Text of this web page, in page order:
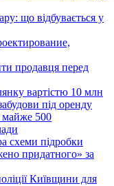
що відбувається у
продавця перед
вартістю 10 млн
під оренду
майже 500
схеми підробки
придатного» за
Київщини для